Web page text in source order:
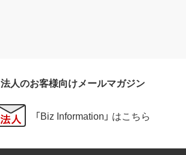
法人のお客様向けメールマガジン
「Biz Information」 はこちら